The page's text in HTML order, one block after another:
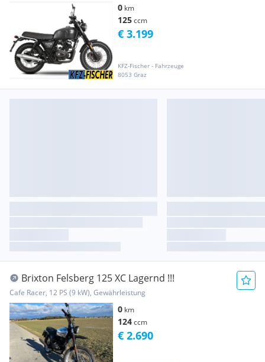
0 km
125ccm
KFZ-Fischer - Fahrzeuge
8053 Graz
€ 3.199
Brixton Felsberg 125 XC Lagernd !!!
Cafe Racer, 12 PS (9 kW), Gewährleistung
0 km
124ccm
€ 2.690